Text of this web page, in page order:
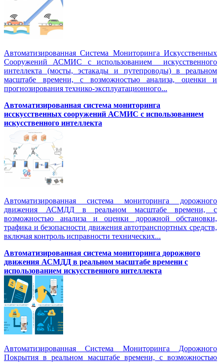
Автоматизированная Система Мониторинга Искусственных
Сооружений АСМИС с использованием искусственного
интеллекта (мосты, эстакады и путепроводы) в реальном
масштабе времени, с возможностью анализа, оценки и
прогнозирования технико-эксплуатационного...
Автоматизированная система мониторинга
исскусственных сооружений АСМИС с использованием
искусственного интеллекта
Автоматизированная система мониторинга дорожного
движения АСМДД в реальном масштабе времени, с
возможностью анализа и оценки дорожной обстановки,
трафика и безопасности движения автотранспортных средств,
включая контроль исправности технических...
Автоматизированная cистема мониторинга дорожного
движения АСМДД в реальном масштабе времени с
использованием искусственного интеллекта
Автоматизированная Система Мониторинга Дорожного
Покрытия в реальном масштабе времени, с возможностью